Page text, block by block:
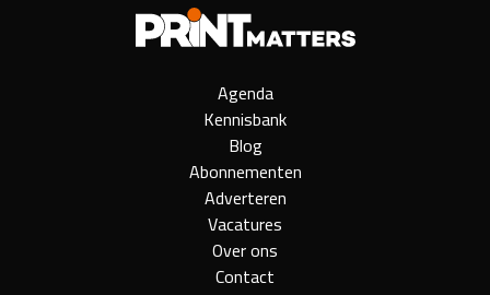
Agenda
Kennisbank
Blog
Abonnementen
Adverteren
Vacatures
Over ons
Contact